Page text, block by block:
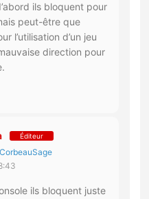
ils bloquent pour
peut-être que
l’utilisation d’un jeu
direction pour
Éditeur
CorbeauSage
ils bloquent juste